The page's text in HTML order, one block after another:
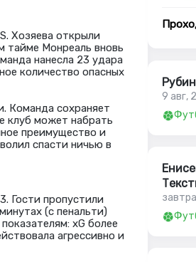
Хозяева открыли
тайме Монреаль вновь
нанесла 23 удара
количество опасных
Команда сохраняет
клуб может набрать
преимущество и
спасти ничью в
Гости пропустили
(с пенальти)
xG более
агрессивно и
9 авг,